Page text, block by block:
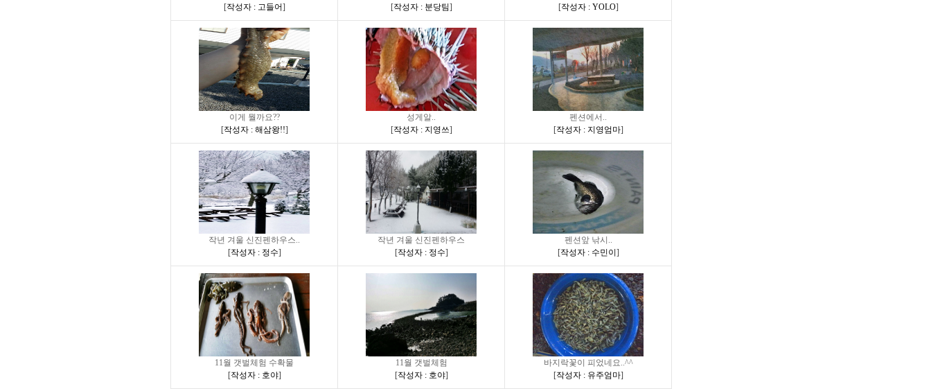
[작성자 : 고들어]
[작성자 : 분당팀]
[작성자 : YOLO]
이게 뭘까요??
[작성자 : 해삼왕!!]
성게알..
[작성자 : 지영쓰]
펜션에서..
[작성자 : 지영엄마]
작년 겨울 신진펜하우스..
[작성자 : 정수]
작년 겨울 신진펜하우스
[작성자 : 정수]
펜션앞 낚시..
[작성자 : 수민이 ]
11월 갯벌체험 수확물
[작성자 : 호야]
11월 갯벌체험
[작성자 : 호야]
바지락꽃이 피었네요..^^
[작성자 : 유주엄마]